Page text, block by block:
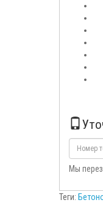
Мы
Теги: